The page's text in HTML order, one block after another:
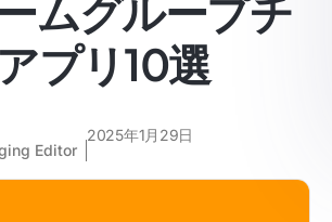
ムグループチ
プリ10選
Editor
2025年1月29日